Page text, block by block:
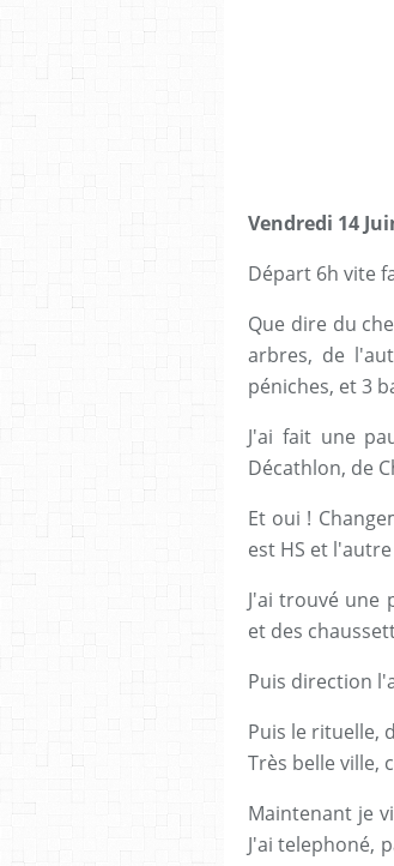
Vendredi 14
Départ 6h vite
Que dire du
arbres, de
péniches, et 3
J'ai fait une
Décathlon, de
Et oui !
est HS et
J'ai trouvé une
et des
Puis direction
Puis le rituelle,
Très belle ville,
Maintenant je
J'ai telephoné,